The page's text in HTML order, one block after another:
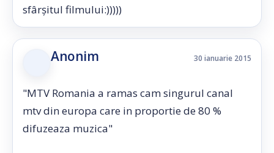
sfârșitul filmului:)))))
Anonim 30 ianuarie 2015
"MTV Romania a ramas cam singurul canal
mtv din europa care in proportie de 80 %
difuzeaza muzica"